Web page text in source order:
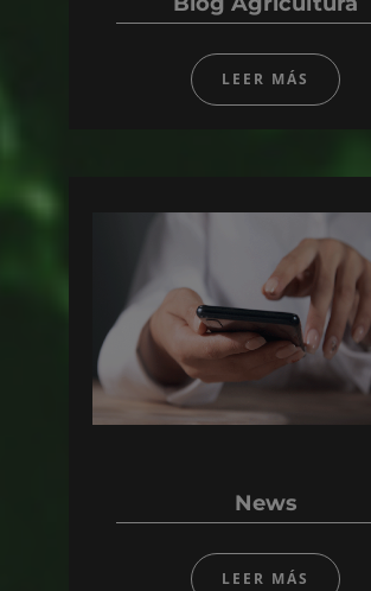
LEER MÁS
News
LEER MÁS